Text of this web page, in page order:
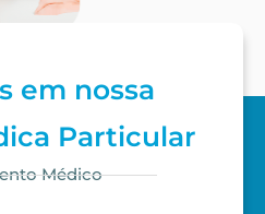
em nossa
Particular
Médico